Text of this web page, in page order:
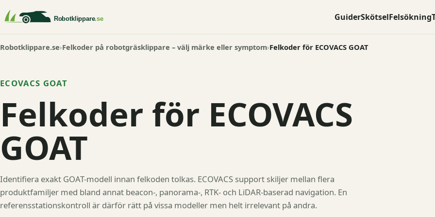
GuiderSkötselFelsökning
Robotklippare.se Felkoder på robotgräsklippare – välj märke eller symptom Felkoder för ECOVACS GOAT
ECOVACS GOAT
Felkoder för ECOVACS
GOAT
Identifiera exakt GOAT-modell innan felkoden tolkas. ECOVACS support skiljer mellan flera
produktfamiljer med bland annat beacon-, panorama-, RTK- och LiDAR-baserad navigation. En
referensstationskontroll är därför rätt på vissa modeller men helt irrelevant på andra.